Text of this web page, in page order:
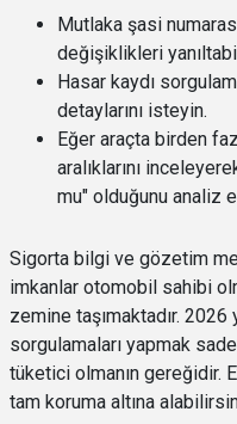
Mutlaka şasi
değişiklikleri
Hasar kaydı
detaylarını isteyin.
Eğer araçta birden
aralıklarını
mu" olduğunu analiz
Sigorta bilgi ve gözetim
imkanlar otomobil sahibi
zemine taşımaktadır. 2026
sorgulamaları yapmak
tüketici olmanın gereğidir.
tam koruma altına